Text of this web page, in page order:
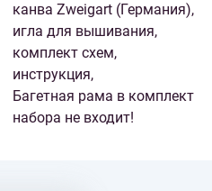
канва Zweigart (Германия),
игла для вышивания,
комплект схем,
инструкция,
Багетная рама в комплект
набора не входит!